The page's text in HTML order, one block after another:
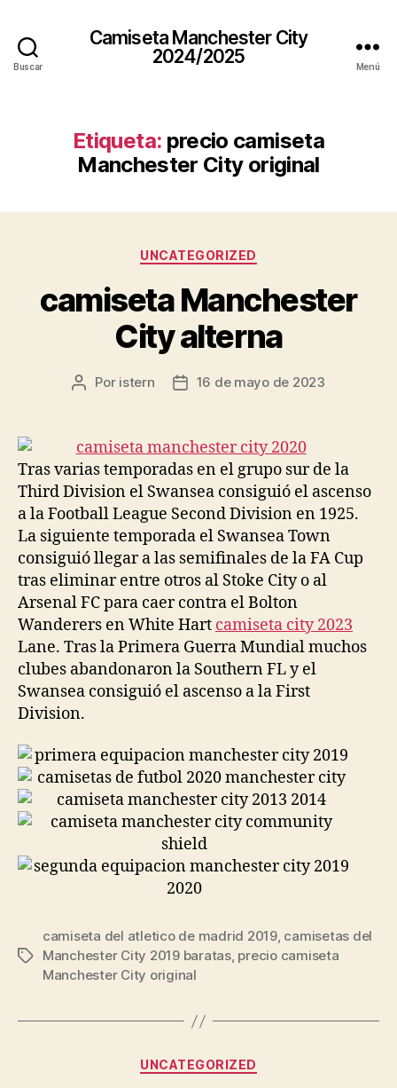
Buscar
Camiseta Manchester City
2024/2025
Menú
Etiqueta: precio camiseta
Manchester City original
Categorías
UNCATEGORIZED
camiseta Manchester
City alterna
Autor
entrada
Por istern
Fecha
entrada
16 de mayo de 2023
Tras varias temporadas en el grupo sur de la
Third Division el Swansea consiguió el ascenso
a la Football League Second Division en 1925.
La siguiente temporada el Swansea Town
consiguió llegar a las semifinales de la FA Cup
tras eliminar entre otros al Stoke City o al
Arsenal FC para caer contra el Bolton
Wanderers en White Hart camiseta city 2023
Lane. Tras la Primera Guerra Mundial muchos
clubes abandonaron la Southern FL y el
Swansea consiguió el ascenso a la First
Division.
Etiquetas
camiseta del atletico de madrid 2019, camisetas del
Manchester City 2019 baratas, precio camiseta
Manchester City original
Categorías
UNCATEGORIZED